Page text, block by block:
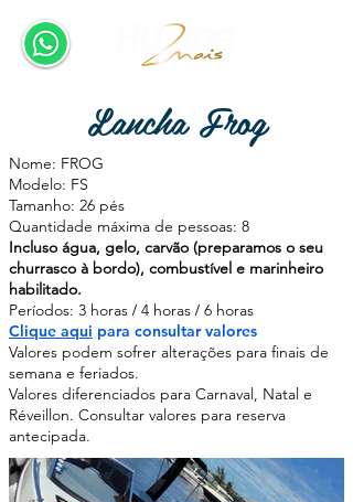
Lancha Frog
Nome: FROG
Modelo: FS
Tamanho: 26 pés
Quantidade máxima de pessoas: 8
Incluso água, gelo, carvão (preparamos o seu
churrasco à bordo), combustível e marinheiro
habilitado.
Períodos: 3 horas / 4 horas / 6 horas
Clique aqui para consultar valores
Valores podem sofrer alterações para finais de
semana e feriados.
Valores diferenciados para Carnaval, Natal e
Réveillon. Consultar valores para reserva
antecipada.